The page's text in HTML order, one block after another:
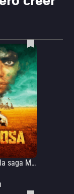
Furiosa: de la saga Mad Max